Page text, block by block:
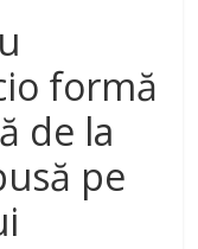
formă
de la
pe